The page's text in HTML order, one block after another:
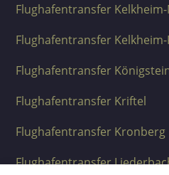
Flughafentransfer
Flughafentransfer
Flughafentransfer
Flughafentransfer Kriftel
Flughafentransfer Kronberg
Flughafentransfer